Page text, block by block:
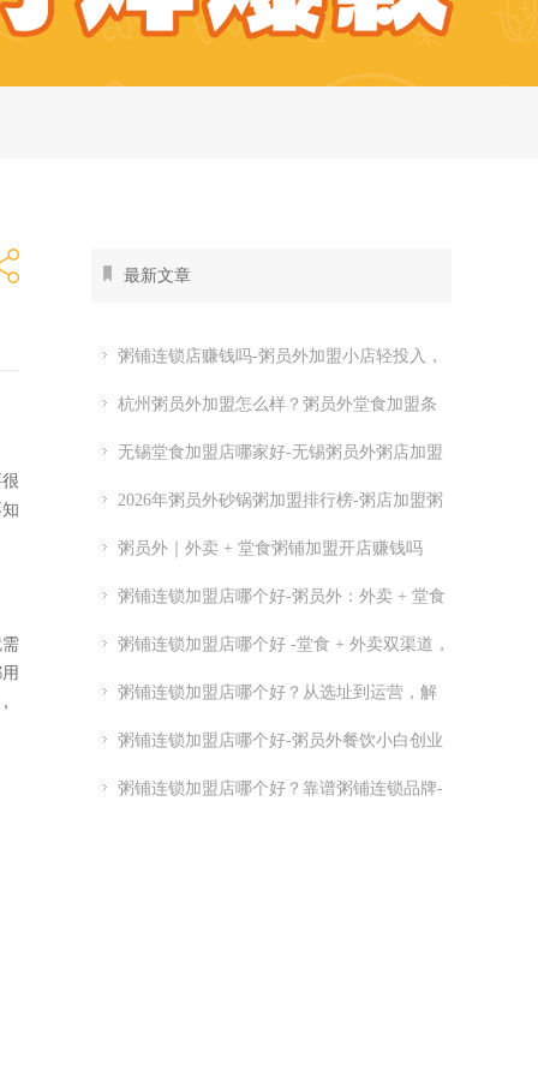
最新文章
粥铺连锁店赚钱吗-粥员外加盟小店轻投入，
全时段都有生意
杭州粥员外加盟怎么样？粥员外堂食加盟条
无锡堂食加盟店哪家好-无锡粥员外粥店加盟
2026年粥员外砂锅粥加盟排行榜-粥店加盟粥
员外开店怎么样
粥员外｜外卖 + 堂食粥铺加盟开店赚钱吗
粥铺连锁加盟店哪个好-粥员外：外卖 + 堂食
粥铺加盟
粥铺连锁加盟店哪个好 -堂食 + 外卖双渠道，
优质连锁粥员外加盟推荐
粥铺连锁加盟店哪个好？从选址到运营，解
析连锁开店关键点
粥铺连锁加盟店哪个好-粥员外餐饮小白创业
指南-粥员外加盟官网
粥铺连锁加盟店哪个好？靠谱粥铺连锁品牌-